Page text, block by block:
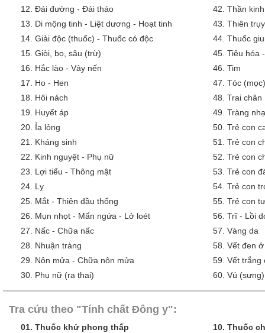
12. Đái đường - Đái tháo
13. Di mộng tinh - Liệt dương - Hoạt tinh
14. Giải độc (thuốc) - Thuốc có độc
15. Giòi, bọ, sâu (trừ)
16. Hắc lào - Vảy nến
17. Ho - Hen
18. Hôi nách
19. Huyết áp
20. Ỉa lỏng
21. Kháng sinh
22. Kinh nguyệt - Phụ nữ
23. Lợi tiểu - Thông mật
24. Lỵ
25. Mắt - Thiên đầu thống
26. Mụn nhọt - Mẩn ngứa - Lở loét
27. Nấc - Chữa nấc
28. Nhuận tràng
29. Nôn mửa - Chữa nôn mửa
30. Phụ nữ (ra thai)
42. Thần
43. Thiên trụy
44. Thuốc
45. Tiêu hóa
46. Tim
47. Tóc
48. Trai chân
49. Tràng
50. Trẻ con
51. Trẻ con
52. Trẻ con
53. Trẻ con
54. Trẻ con
55. Trẻ con
56. Trĩ - Lồi
57. Vàng da
58. Vết đen
59. Vết trắng
60. Vú
Tra cứu theo "Tính chất Đông y":
01. Thuốc khử phong thấp
10. Thuốc